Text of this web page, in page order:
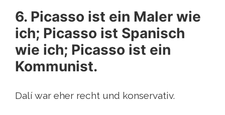
6. Picasso ist ein Maler wie
ich; Picasso ist Spanisch
wie ich; Picasso ist ein
Kommunist.
Dalí war eher recht und konservativ.